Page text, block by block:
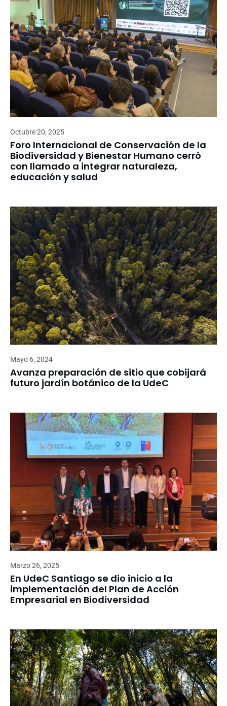
Octubre 20, 2025
Foro Internacional de Conservación de la
Biodiversidad y Bienestar Humano cerró
con llamado a integrar naturaleza,
educación y salud
Mayo 6, 2024
Avanza preparación de sitio que cobijará
futuro jardín botánico de la UdeC
Marzo 26, 2025
En UdeC Santiago se dio inicio a la
implementación del Plan de Acción
Empresarial en Biodiversidad